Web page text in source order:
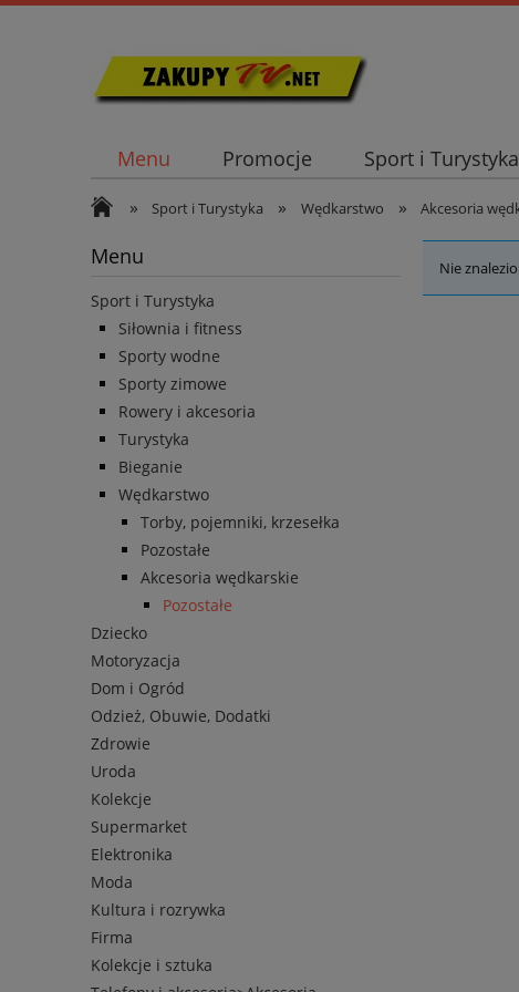
Menu Promocje Sport i Turystyka
» Sport i Turystyka » Wędkarstwo » Akcesoria
Menu
Sport i Turystyka
Siłownia i fitness
Sporty wodne
Sporty zimowe
Rowery i akcesoria
Turystyka
Bieganie
Wędkarstwo
Torby, pojemniki, krzesełka
Pozostałe
Akcesoria wędkarskie
Pozostałe
Dziecko
Motoryzacja
Dom i Ogród
Odzież, Obuwie, Dodatki
Zdrowie
Uroda
Kolekcje
Supermarket
Elektronika
Moda
Kultura i rozrywka
Firma
Kolekcje i sztuka
Nie